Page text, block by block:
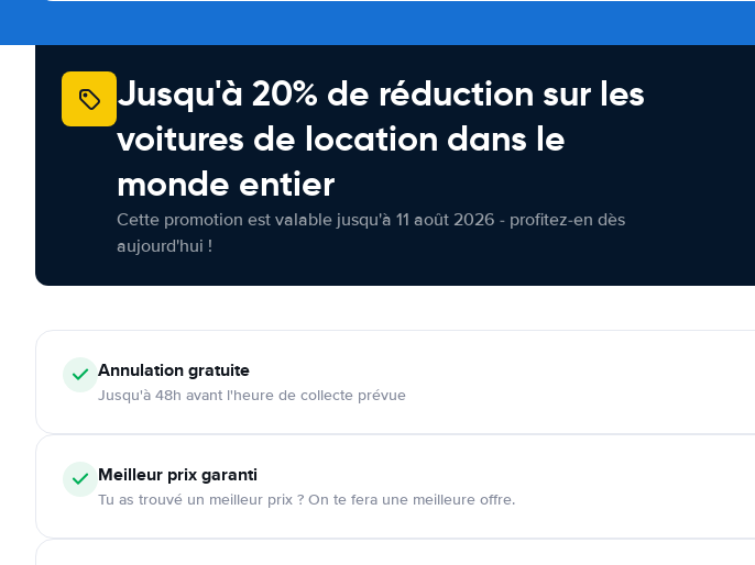
Jusqu'à 20% de réduction sur les
voitures de location dans le
monde entier
Cette promotion est valable jusqu'à 11 août 2026 - profitez-en dès
aujourd'hui !
Annulationgratuite
Jusqu'à 48h avant l'heure de collecte prévue
Meilleur prix garanti
Tu as trouvé un meilleur prix ? On te fera une meilleure offre.